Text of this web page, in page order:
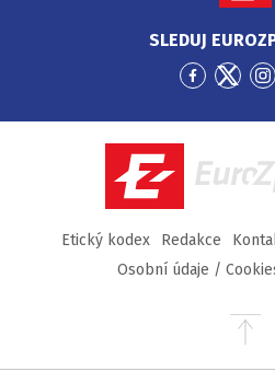
SLEDUJ
Přejít
Facebook
Přejít
Etický kodex Redakce
Osobní údaje /
Přejít